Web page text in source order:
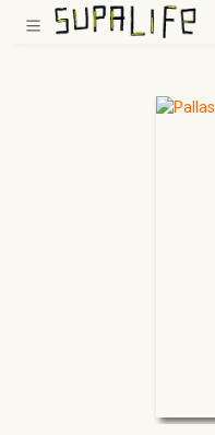
Zum Hauptinhalt springen